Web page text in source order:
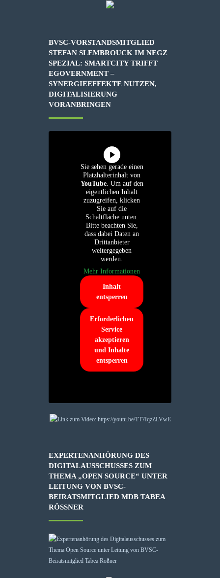
BVSC-VORSTANDSMITGLIED
STEFAN SLEMBROUCK IM NEGZ
SPEZIAL: SMARTCITY TRIFFT
EGOVERNMENT –
SYNERGIEEFFEKTE NUTZEN,
DIGITALISIERUNG
VORANBRINGEN
Sie sehen gerade einen
Platzhalterinhalt von
YouTube. Um auf den
eigentlichen Inhalt
zuzugreifen, klicken
Sie auf die
Schaltfläche unten.
Bitte beachten Sie,
dass dabei Daten an
Drittanbieter
weitergegeben
werden.
Mehr Informationen
Inhalt
entsperren
Erforderlichen
Service
akzeptieren
und Inhalte
entsperren
EXPERTENANHÖRUNG DES
DIGITALAUSSCHUSSES ZUM
THEMA „OPEN SOURCE“ UNTER
LEITUNG VON BVSC-
BEIRATSMITGLIED MDB TABEA
RÖSSNER